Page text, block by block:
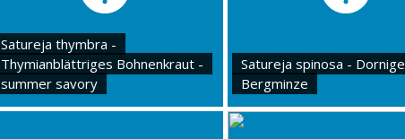
Satureja thymbra -
Thymianblättriges Bohnenkraut -
summer savory
Satureja spinosa - Dornige
Bergminze